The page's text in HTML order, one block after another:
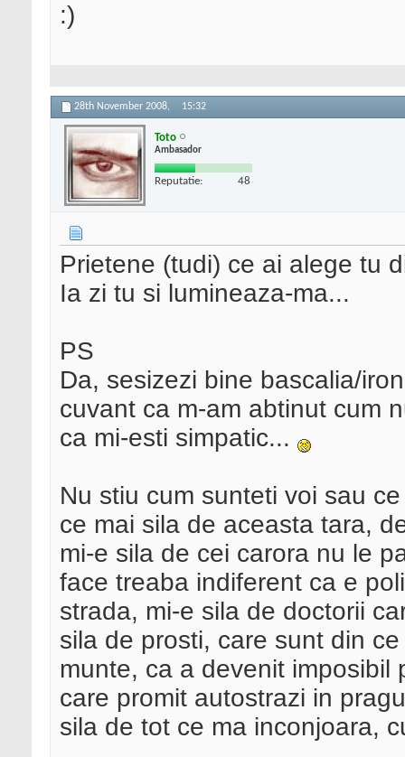
:)
28th November 2008, 15:32
Toto
Ambasador
Reputatie: 48
Prietene (tudi) ce ai alege tu
Ia zi tu si lumineaza-ma...
PS
Da, sesizezi bine bascalia/
cuvant ca m-am abtinut cum
ca mi-esti simpatic...
Nu stiu cum sunteti voi sau
ce mai sila de aceasta tara,
mi-e sila de cei carora nu le
face treaba indiferent ca e
strada, mi-e sila de doctorii
sila de prosti, care sunt din
munte, ca a devenit imposibil
care promit autostrazi in
sila de tot ce ma inconjoara,